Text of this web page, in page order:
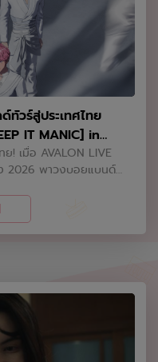
ทัวร์สู่ประเทศไทย
IT MANIC] in
Arena
ในคอนเสิร์ตเวิลด์ทัวร์ครั้ง
Arena เมืองทองธานี
ก ได้แก่
นก้าวข้ามขีดจำกัด สู่
น และบ้าคลั่งยิ่งกว่าเดิม
ที่มาพร้อมโปรดักชัน